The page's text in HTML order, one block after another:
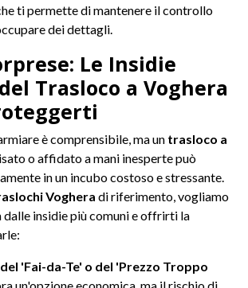
ti permette di mantenere il controllo
dei dettagli.
Le Insidie
Trasloco a Voghera
è comprensibile, ma un trasloco a
o affidato a mani inesperte può
in un incubo costoso e stressante.
Voghera di riferimento, vogliamo
insidie più comuni e offrirti la
'Fai-da-Te' o del 'Prezzo Troppo